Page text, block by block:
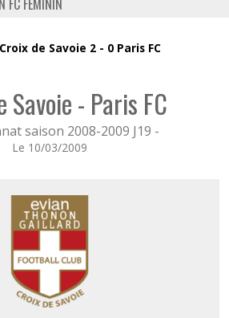
FC FÉMININ
Croix de Savoie 2 - 0 Paris FC
Savoie - Paris FC
saison 2008-2009 J19 -
Le 10/03/2009